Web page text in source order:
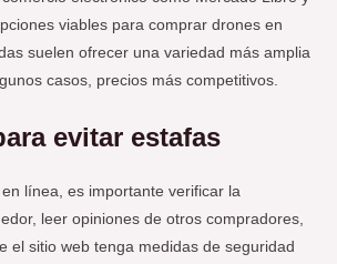
viables para comprar drones en
suelen ofrecer una variedad más amplia
casos, precios más competitivos.
evitar estafas
línea, es importante verificar la
leer opiniones de otros compradores,
el sitio web tenga medidas de seguridad